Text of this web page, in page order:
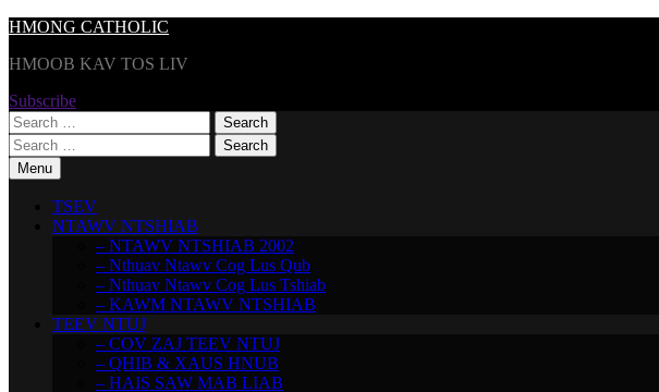
Skip
content
HMONG CATHOLIC
HMOOB KAV TOS LIV
Subscribe
Search
for:
Search
for:Menu
TSEV
NTAWV NTSHIAB
– NTAWV NTSHIAB 2002
– Nthuav Ntawv Cog Lus Qub
– Nthuav Ntawv Cog Lus Tshiab
– KAWM NTAWV NTSHIAB
TEEV NTUJ
– COV ZAJ TEEV NTUJ
– QHIB & XAUS HNUB
– HAIS SAW MAB LIAB